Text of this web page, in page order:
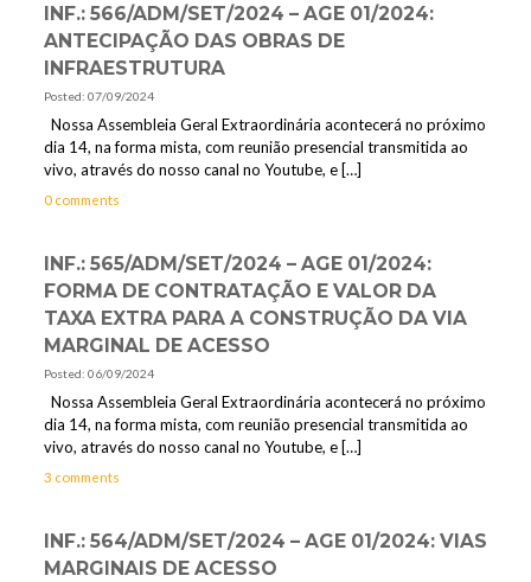
INF.: 566/ADM/SET/2024 – AGE 01/2024:
ANTECIPAÇÃO DAS OBRAS DE
INFRAESTRUTURA
Posted: 07/09/2024
Nossa Assembleia Geral Extraordinária acontecerá no próximo
dia 14, na forma mista, com reunião presencial transmitida ao
vivo, através do nosso canal no Youtube, e[…]
0 comments
INF.: 565/ADM/SET/2024 – AGE 01/2024:
FORMA DE CONTRATAÇÃO E VALOR DA
TAXA EXTRA PARA A CONSTRUÇÃO DA VIA
MARGINAL DE ACESSO
Posted: 06/09/2024
Nossa Assembleia Geral Extraordinária acontecerá no próximo
dia 14, na forma mista, com reunião presencial transmitida ao
vivo, através do nosso canal no Youtube, e[…]
3 comments
INF.: 564/ADM/SET/2024 – AGE 01/2024: VIAS
MARGINAIS DE ACESSO